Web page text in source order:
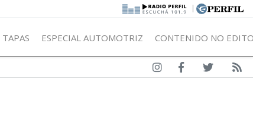
|
TAPAS ESPECIAL AUTOMOTRIZ CONTENIDO NO